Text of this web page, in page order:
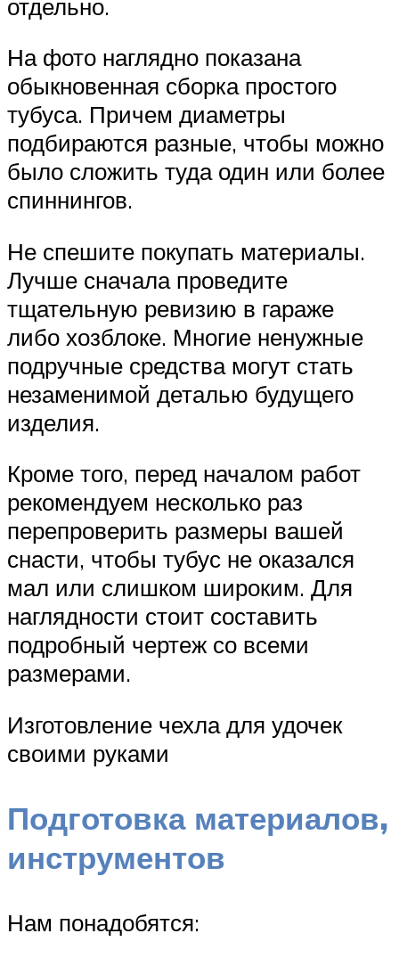
отдельно.
На фото наглядно показана
обыкновенная сборка простого
тубуса. Причем диаметры
подбираются разные, чтобы можно
было сложить туда один или более
спиннингов.
Не спешите покупать материалы.
Лучше сначала проведите
тщательную ревизию в гараже
либо хозблоке. Многие ненужные
подручные средства могут стать
незаменимой деталью будущего
изделия.
Кроме того, перед началом работ
рекомендуем несколько раз
перепроверить размеры вашей
снасти, чтобы тубус не оказался
мал или слишком широким. Для
наглядности стоит составить
подробный чертеж со всеми
размерами.
Изготовление чехла для удочек
своими руками
Подготовка материалов,
инструментов
Нам понадобятся: